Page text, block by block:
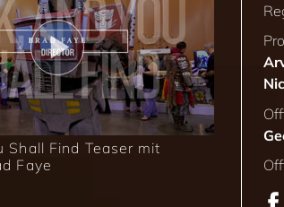
Shall Find Teaser mit
Faye